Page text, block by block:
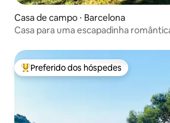
Casa de campo ⋅ Barcelona
Casa para uma escapadinha
Entre os melhores preferidos dos
Preferido dos hóspedes